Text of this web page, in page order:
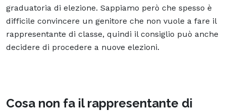
graduatoria di elezione. Sappiamo però che spesso è
difficile convincere un genitore che non vuole a fare il
rappresentante di classe, quindi il consiglio può anche
decidere di procedere a nuove elezioni.
Cosa non fa il rappresentante di